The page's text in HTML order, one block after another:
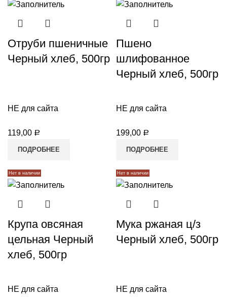
Отруби пшеничные
Черный хлеб, 500гр
НЕ для сайта
119,00 Р
ПОДРОБНЕЕ
Пшено
шлифованное
Черный хлеб, 500гр
НЕ для сайта
199,00 Р
ПОДРОБНЕЕ
Нет в наличии
Крупа овсяная
цельная Черный
хлеб, 500гр
НЕ для сайта
Нет в наличии
Мука ржаная ц/з
Черный хлеб, 500гр
НЕ для сайта